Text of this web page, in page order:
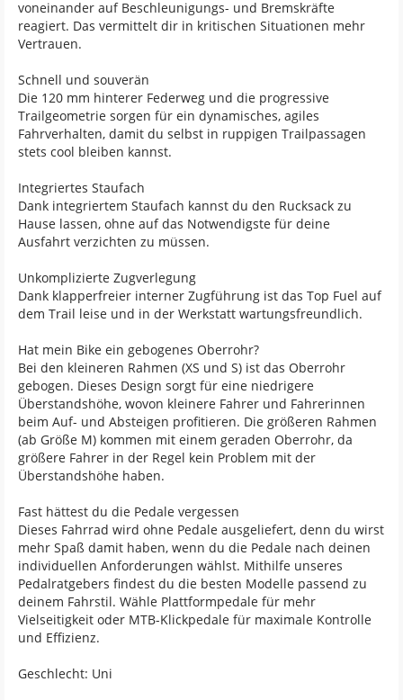
voneinander auf Beschleunigungs- und Bremskräfte
reagiert. Das vermittelt dir in kritischen Situationen mehr
Vertrauen.
Schnell und souverän
Die 120 mm hinterer Federweg und die progressive
Trailgeometrie sorgen für ein dynamisches, agiles
Fahrverhalten, damit du selbst in ruppigen Trailpassagen
stets cool bleiben kannst.
Integriertes Staufach
Dank integriertem Staufach kannst du den Rucksack zu
Hause lassen, ohne auf das Notwendigste für deine
Ausfahrt verzichten zu müssen.
Unkomplizierte Zugverlegung
Dank klapperfreier interner Zugführung ist das Top Fuel auf
dem Trail leise und in der Werkstatt wartungsfreundlich.
Hat mein Bike ein gebogenes Oberrohr?
Bei den kleineren Rahmen (XS und S) ist das Oberrohr
gebogen. Dieses Design sorgt für eine niedrigere
Überstandshöhe, wovon kleinere Fahrer und Fahrerinnen
beim Auf- und Absteigen profitieren. Die größeren Rahmen
(ab Größe M) kommen mit einem geraden Oberrohr, da
größere Fahrer in der Regel kein Problem mit der
Überstandshöhe haben.
Fast hättest du die Pedale vergessen
Dieses Fahrrad wird ohne Pedale ausgeliefert, denn du wirst
mehr Spaß damit haben, wenn du die Pedale nach deinen
individuellen Anforderungen wählst. Mithilfe unseres
Pedalratgebers findest du die besten Modelle passend zu
deinem Fahrstil. Wähle Plattformpedale für mehr
Vielseitigkeit oder MTB-Klickpedale für maximale Kontrolle
und Effizienz.
Geschlecht: Uni